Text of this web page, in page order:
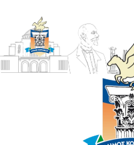
ΔΗΜΟΣ
ΚΟΡΙΝΘΙΩΝ